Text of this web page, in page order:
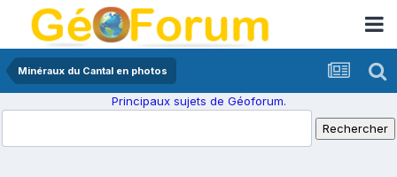
Minéraux du Cantal en photos
Principaux sujets de Géoforum.